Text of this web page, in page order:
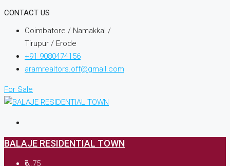
CONTACT US
Coimbatore / Namakkal /
Tirupur / Erode
+91 9080474156
aramrealtors.off@gmail.com
For Sale
BALAJE RESIDENTIAL TOWN
₹6,.75